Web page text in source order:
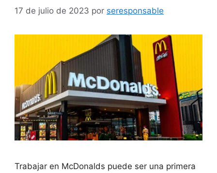
17 de julio de 2023 por seresponsable
Trabajar en McDonalds puede ser una primera